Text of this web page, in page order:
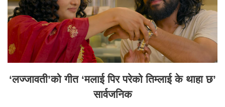
‘लज्जावती’को गीत ‘मलाई पिर परेको तिम्लाई के थाहा छ’
सार्वजनिक